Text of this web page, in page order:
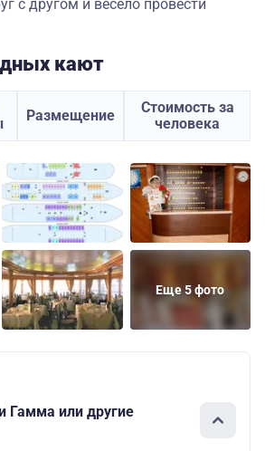
с другом и весело провести
кают
Размещение
Стоимость за
человека
Еще 5 фото
Гамма или другие